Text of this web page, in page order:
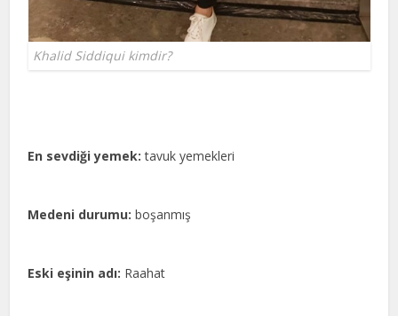
Khalid Siddiqui kimdir?
En sevdiği yemek: tavuk yemekleri
Medeni durumu: boşanmış
Eski eşinin adı: Raahat